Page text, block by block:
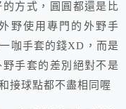
方式，圓圓都還是比
野使用專門的外野手
咖手套的錢XD，而是
手套的差別絕對不是
接球點都不盡相同喔